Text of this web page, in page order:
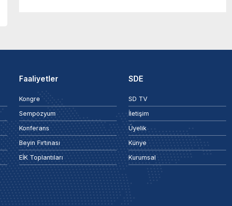
Faaliyetler
Kongre
Sempozyum
Konferans
Beyin Fırtınası
EİK Toplantıları
SDE
SD TV
İletişim
Üyelik
Künye
Kurumsal